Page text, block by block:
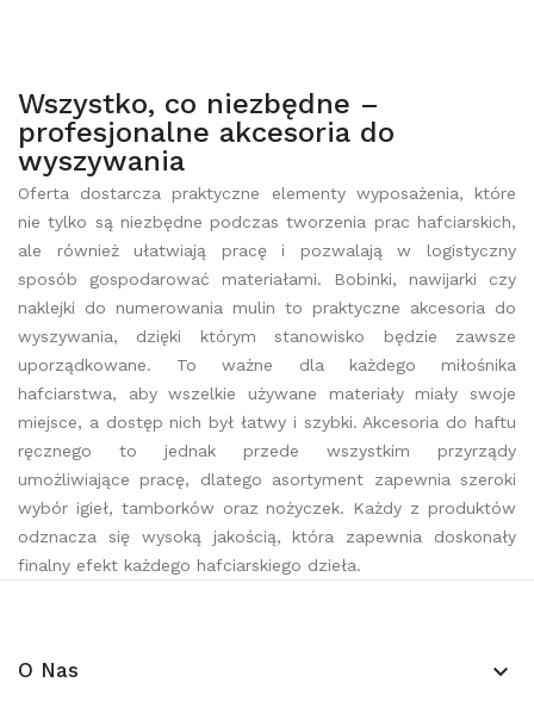
Wszystko, co niezbędne –
profesjonalne akcesoria do
wyszywania
Oferta dostarcza praktyczne elementy wyposażenia, które
nie tylko są niezbędne podczas tworzenia prac hafciarskich,
ale również ułatwiają pracę i pozwalają w logistyczny
sposób gospodarować materiałami. Bobinki, nawijarki czy
naklejki do numerowania mulin to praktyczne akcesoria do
wyszywania, dzięki którym stanowisko będzie zawsze
uporządkowane. To ważne dla każdego miłośnika
hafciarstwa, aby wszelkie używane materiały miały swoje
miejsce, a dostęp nich był łatwy i szybki. Akcesoria do haftu
ręcznego to jednak przede wszystkim przyrządy
umożliwiające pracę, dlatego asortyment zapewnia szeroki
wybór igieł, tamborków oraz nożyczek. Każdy z produktów
odznacza się wysoką jakością, która zapewnia doskonały
finalny efekt każdego hafciarskiego dzieła.
O Nas keyboard_arrow_down